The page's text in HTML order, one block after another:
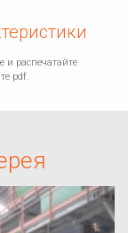
и распечатайте
pdf.